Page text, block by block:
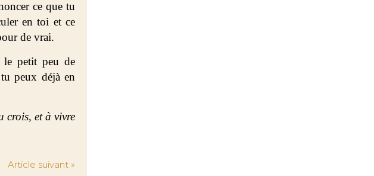
ce que tu
en toi et ce
de vrai.
petit peu de
peux déjà en
crois, et à vivre
Article suivant »